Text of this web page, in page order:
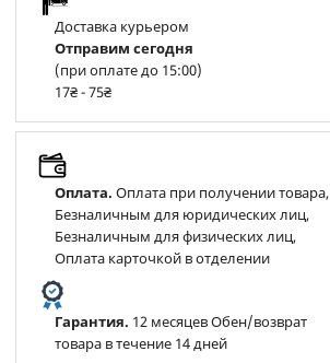
Доставка курьером
Отправим сегодня
(при оплате до 15:00)
17₴ - 75₴
Оплата. Оплата при получении товара,
Безналичным для юридических лиц,
Безналичным для физических лиц,
Оплата карточкой в отделении
Гарантия. 12 месяцев Обен/возврат
товара в течение 14 дней